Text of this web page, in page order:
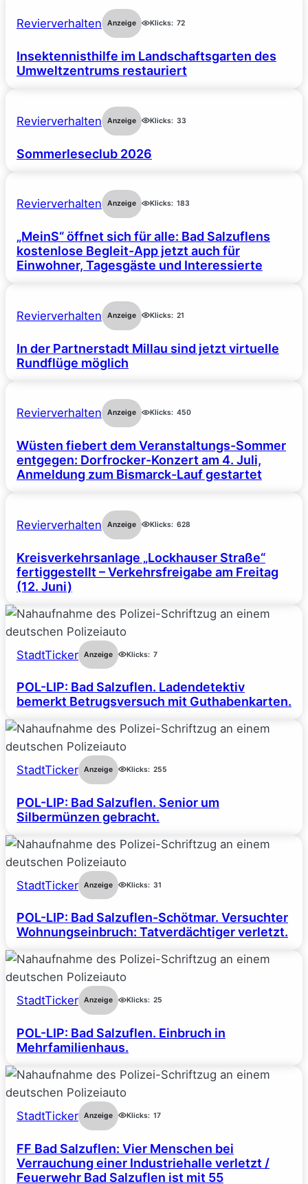
Revierverhalten Anzeige Klicks: 72
Insektennisthilfe im Landschaftsgarten des
Umweltzentrums restauriert
Revierverhalten Anzeige Klicks: 33
Sommerleseclub 2026
Revierverhalten Anzeige Klicks: 183
„MeinS“ öffnet sich für alle: Bad Salzuflens
kostenlose Begleit-App jetzt auch für
Einwohner, Tagesgäste und Interessierte
Revierverhalten Anzeige Klicks: 21
In der Partnerstadt Millau sind jetzt virtuelle
Rundflüge möglich
Revierverhalten Anzeige Klicks: 450
Wüsten fiebert dem Veranstaltungs-Sommer
entgegen: Dorfrocker-Konzert am 4. Juli,
Anmeldung zum Bismarck-Lauf gestartet
Revierverhalten Anzeige Klicks: 628
Kreisverkehrsanlage „Lockhauser Straße“
fertiggestellt – Verkehrsfreigabe am Freitag
(12. Juni)
StadtTicker Anzeige Klicks: 7
POL-LIP: Bad Salzuflen. Ladendetektiv
bemerkt Betrugsversuch mit Guthabenkarten.
StadtTicker Anzeige Klicks: 255
POL-LIP: Bad Salzuflen. Senior um
Silbermünzen gebracht.
StadtTicker Anzeige Klicks: 31
POL-LIP: Bad Salzuflen-Schötmar. Versuchter
Wohnungseinbruch: Tatverdächtiger verletzt.
StadtTicker Anzeige Klicks: 25
POL-LIP: Bad Salzuflen. Einbruch in
Mehrfamilienhaus.
StadtTicker Anzeige Klicks: 17
FF Bad Salzuflen: Vier Menschen bei
Verrauchung einer Industriehalle verletzt /
Feuerwehr Bad Salzuflen ist mit 55